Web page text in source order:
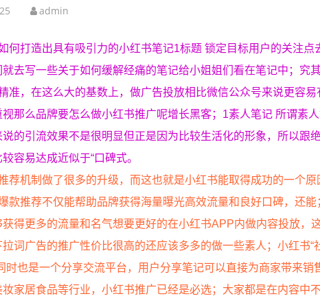
admin
何打造出具有吸引力的小红书笔记1标题 锁定目标用户的关注点
去写一些关于如何缓解经痛的笔记给小姐姐们看在笔记中；究
，在这么大的基数上，做广告投放相比微信公众号来说更容易
那么品牌要怎么做小红书推广呢增长黑客；1素人笔记 所谓素
的引流效果不是很明显但正是因为比较生活化的形象，所以跟
容易达成近似于“口碑式。
荐机制做了很多的升级，而这也就是小红书能取得成功的一个原
款推荐不仅能帮助品牌获得海量曝光高效流量和良好口碑，还能
得更多的流量和名气想要更好的在小红书APP内做内容投放，
词广告的推广性价比很高的还应该多多的做一些素人；小红书“
时也是一个分享交流平台，用户分享笔记可以直接为商家带来销
家居食品等行业，小红书推广已经是必选；大家都是在内容中